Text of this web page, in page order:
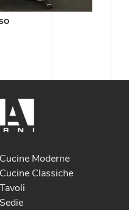
Cucine Moderne
Cucine Classiche
Tavoli
Sedie